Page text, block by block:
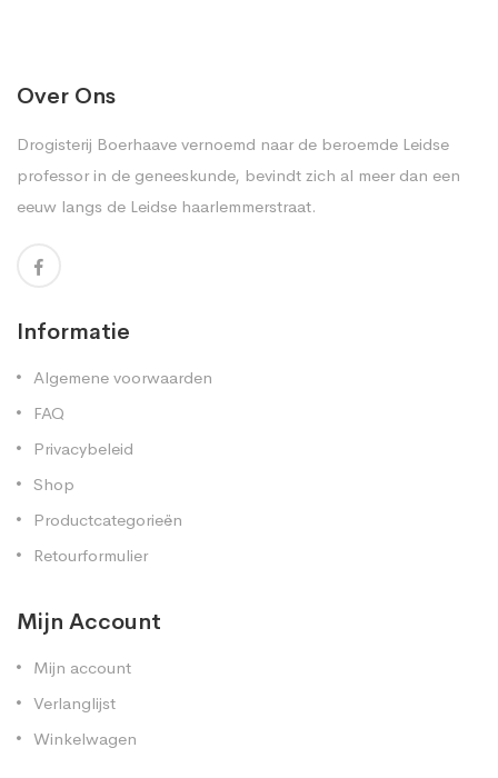
Over Ons
Drogisterij Boerhaave vernoemd naar de beroemde Leidse
professor in de geneeskunde, bevindt zich al meer dan een
eeuw langs de Leidse haarlemmerstraat.
Informatie
Algemene voorwaarden
FAQ
Privacybeleid
Shop
Productcategorieën
Retourformulier
Mijn Account
Mijn account
Verlanglijst
Winkelwagen